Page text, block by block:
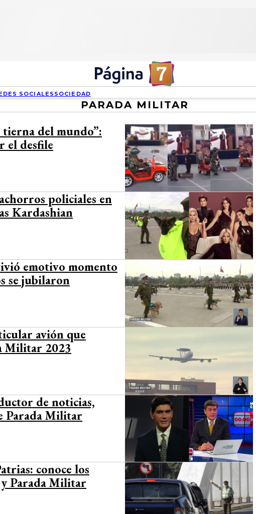
SOCIALES SOCIEDAD
PARADA MILITAR
del mundo”:
el desfile
policiales en
Kardashian
emotivo momento
se jubilaron
avión que
Militar 2023
de noticias,
Parada Militar
conoce los
Parada Militar